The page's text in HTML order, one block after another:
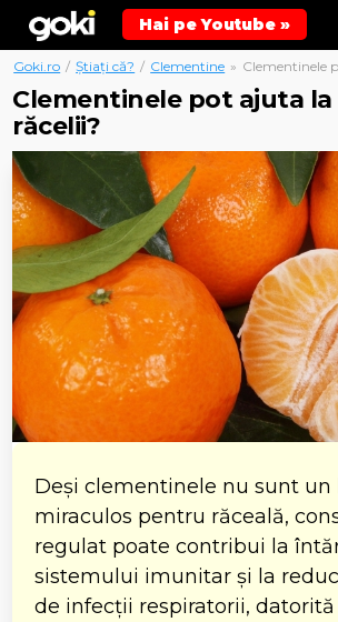
Hai pe Youtube »
Goki.ro / Știați că? / Clementine » Clementinele
Clementinele pot ajuta
răcelii?
Deși clementinele nu sunt un
miraculos pentru răceală,
regulat poate contribui la
sistemului imunitar și la
de infecții respiratorii,